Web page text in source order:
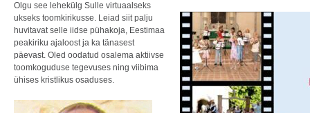
Olgu see lehekülg Sulle virtuaalseks
ukseks toomkirikusse. Leiad siit palju
huvitavat selle iidse pühakoja, Eestimaa
peakiriku ajaloost ja ka tänasest
päevast. Oled oodatud osalema aktiivse
toomkoguduse tegevuses ning viibima
ühises kristlikus osaduses.